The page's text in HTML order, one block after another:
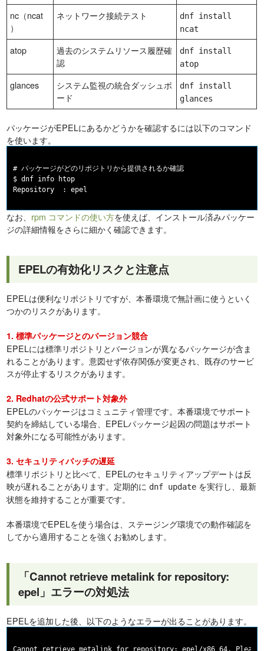
nc（ncat
）
ネットワーク接続テスト
dnf install
ncat
atop
過去のシステムリソース履歴確
認
dnf install
atop
glances
システム監視の統合ダッシュボ
ード
dnf install
glances
パッケージがEPELにあるかどうかを確認するには以下のコマンド
を使います。
# パッケージがどのリポジトリから提供されるか確認
$ dnf info htop
なお、 rpm コマンドの使い方を使えば、インストール済みパッケー
ジの詳細情報をさらに細かく確認できます。
EPELの有効化リスクと注意点
EPELは便利なリポジトリですが、本番環境で無計画に使うといく
つかのリスクがあります。
1. 標準パッケージとのバージョン競合
EPELには標準リポジトリとバージョンが異なるパッケージが含ま
れることがあります。意図せず依存関係が変更され、既存のサービ
スが停止するリスクがあります。
2. Redhatの公式サポート対象外
EPELのパッケージはコミュニティ管理です。本番環境でサポート
契約を締結している場合、EPELパッケージ起因の問題はサポート
対象外になる可能性があります。
3. セキュリティパッチの遅延
標準リポジトリと比べて、EPELのセキュリティアップデートは反
映が遅れることがあります。定期的に dnf update を実行し、最新
状態を維持することが重要です。
本番環境でEPELを使う場合は、ステージング環境での動作確認を
してから適用することを強くお勧めします。
「Cannot retrieve metalink for repository:
epel」エラーの対処法
EPELを追加した後、以下のようなエラーが出ることがあります。